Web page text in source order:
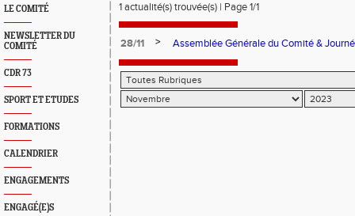
LE COMITÉ
NEWSLETTER DU
COMITÉ
CDR 73
SPORT ET ETUDES
FORMATIONS
CALENDRIER
ENGAGEMENTS
ENGAGÉ(E)S
1 actualité(s) trouvée(s) | Page 1/1
28/11 > Assemblée Générale du Comité &